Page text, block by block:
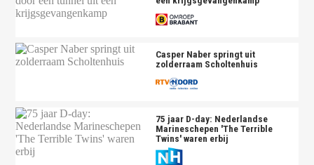
Casper Naber springt uit
zolderraam Scholtenhuis
75 jaar D-day: Nederlandse
Marineschepen 'The Terrible
Twins' waren erbij